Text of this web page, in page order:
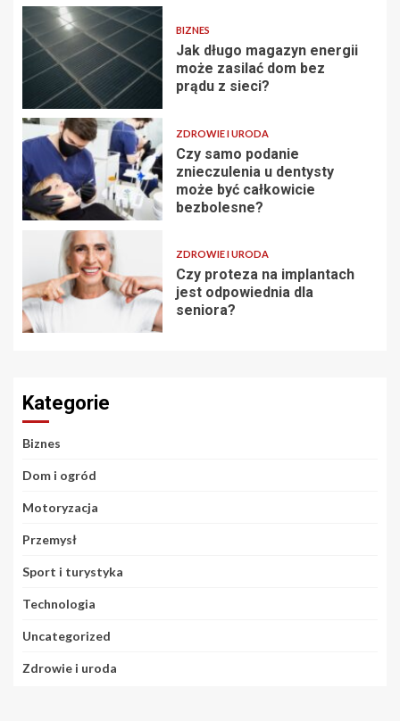
BIZNES
Jak długo magazyn energii
może zasilać dom bez
prądu z sieci?
ZDROWIE I URODA
Czy samo podanie
znieczulenia u dentysty
może być całkowicie
bezbolesne?
ZDROWIE I URODA
Czy proteza na implantach
jest odpowiednia dla
seniora?
Kategorie
Biznes
Dom i ogród
Motoryzacja
Przemysł
Sport i turystyka
Technologia
Uncategorized
Zdrowie i uroda